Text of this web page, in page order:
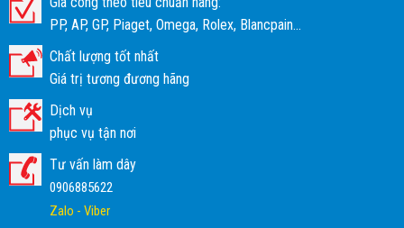
PP, AP, GP, Piaget, Omega, Rolex, Blancpain...
Chất lượng tốt nhất
Giá trị tương đương hãng
Dịch vụ
phục vụ tận nơi
Tư vấn làm dây
0906885622
Zalo - Viber